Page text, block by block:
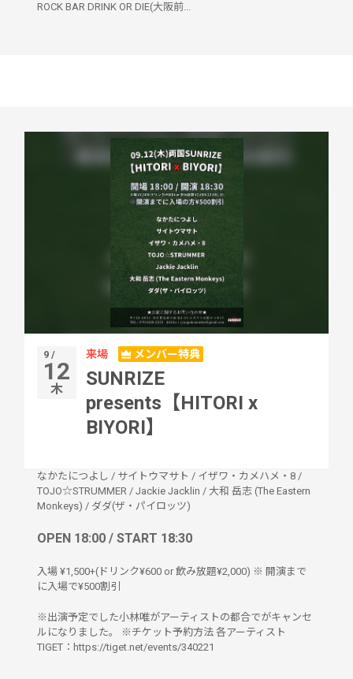
ROCK BAR DRINK OR DIE(大阪前...
9 /
12
木
来場 メンバー特典
SUNRIZE
presents【HITORI x
BIYORI】
なかたにつよし / サイトウマサト / イザワ・カメハメ・8 /
TOJO☆STRUMMER / Jackie Jacklin / 大和 岳志 (The Eastern
Monkeys) / ダダ(ザ・パイロッツ)
OPEN 18:00 / START 18:30
入場 ¥1,500+(ドリンク¥600 or 飲み放題¥2,000) ※ 開演まで
に入場で¥500割引
※出演予定でした小林唯がアーティストの都合でがキャンセ
ルになりました。 ※チケット予約方法 各アーティスト
TIGET：https://tiget.net/events/340221